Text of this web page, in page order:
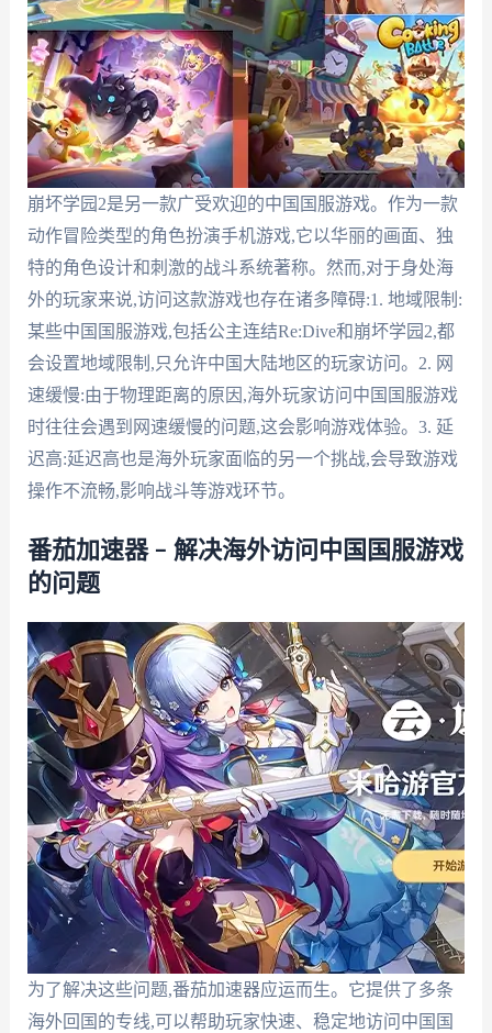
崩坏学园2是另一款广受欢迎的中国国服游戏。作为一款
动作冒险类型的角色扮演手机游戏,它以华丽的画面、独
特的角色设计和刺激的战斗系统著称。然而,对于身处海
外的玩家来说,访问这款游戏也存在诸多障碍:1. 地域限制:
某些中国国服游戏,包括公主连结Re:Dive和崩坏学园2,都
会设置地域限制,只允许中国大陆地区的玩家访问。2. 网
速缓慢:由于物理距离的原因,海外玩家访问中国国服游戏
时往往会遇到网速缓慢的问题,这会影响游戏体验。3. 延
迟高:延迟高也是海外玩家面临的另一个挑战,会导致游戏
操作不流畅,影响战斗等游戏环节。
番茄加速器 – 解决海外访问中国国服游戏
的问题
为了解决这些问题,番茄加速器应运而生。它提供了多条
海外回国的专线,可以帮助玩家快速、稳定地访问中国国